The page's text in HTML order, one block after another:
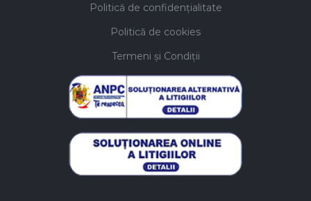
Politică de confidențialitate
Politică de cookies
Termeni și Condiții